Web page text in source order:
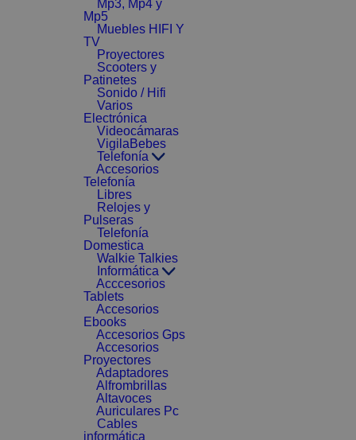
Mp3, Mp4 y
Mp5
Muebles HIFI Y
TV
Proyectores
Scooters y
Patinetes
Sonido / Hifi
Varios
Electrónica
Videocámaras
VigilaBebes
Telefonía
Accesorios
Telefonía
Libres
Relojes y
Pulseras
Telefonía
Domestica
Walkie Talkies
Informática
Acccesorios
Tablets
Accesorios
Ebooks
Accesorios Gps
Accesorios
Proyectores
Adaptadores
Alfrombrillas
Altavoces
Auriculares Pc
Cables
informática